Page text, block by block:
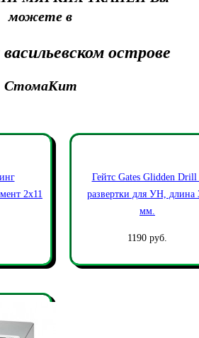
можете в
острове
СтомаКит
2х11
Гейтс Gates Glidden Drill
развертки для УН, длина
мм.
1190 руб.